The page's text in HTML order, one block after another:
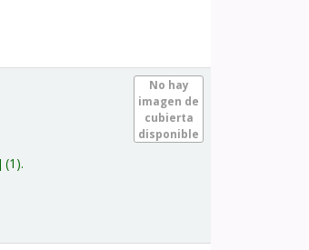
No hay
imagen de
cubierta
disponible
(1).